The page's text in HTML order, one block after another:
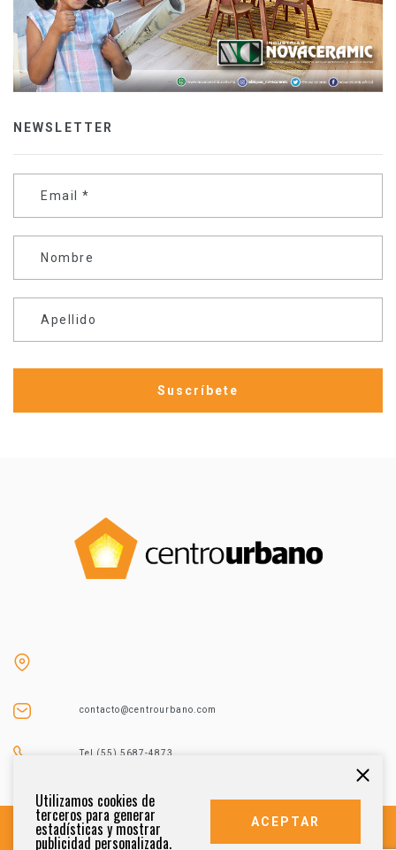
NEWSLETTER
Email *
Nombre
Apellido
contacto@centrourbano.com
Tel (55) 5687-4873
Utilizamos cookies de
terceros para generar
estadísticas y mostrar
publicidad personalizada.
ACEPTAR